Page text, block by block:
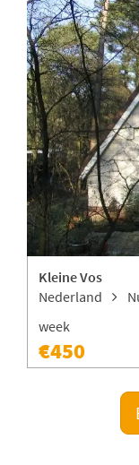
Kleine Vos
Nederland
week
€450